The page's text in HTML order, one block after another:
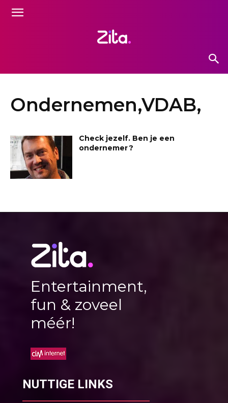
Ondernemen,VDAB,
Check jezelf. Ben je een
ondernemer ?
Entertainment,
fun & zoveel
méér!
NUTTIGE LINKS